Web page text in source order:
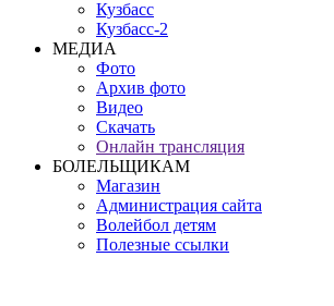
Кузбасс
Кузбасс-2
МЕДИА
Фото
Архив фото
Видео
Скачать
Онлайн трансляция
БОЛЕЛЬЩИКАМ
Магазин
Администрация сайта
Волейбол детям
Полезные ссылки